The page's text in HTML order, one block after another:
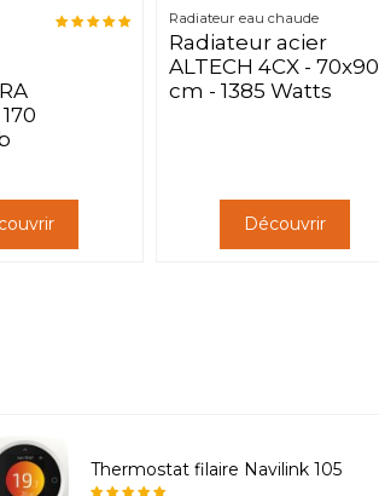
Radiateur eau chaude
Radiateur acier
ALTECH 4CX - 70x90
cm - 1385 Watts
Découvrir
Thermostat filaire Navilink 105